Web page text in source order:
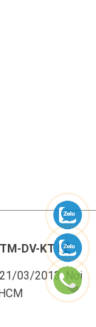
trùm
hiệu ứng
thực
trùm
minh
DV-KT LÊ
03/2013. Nơi